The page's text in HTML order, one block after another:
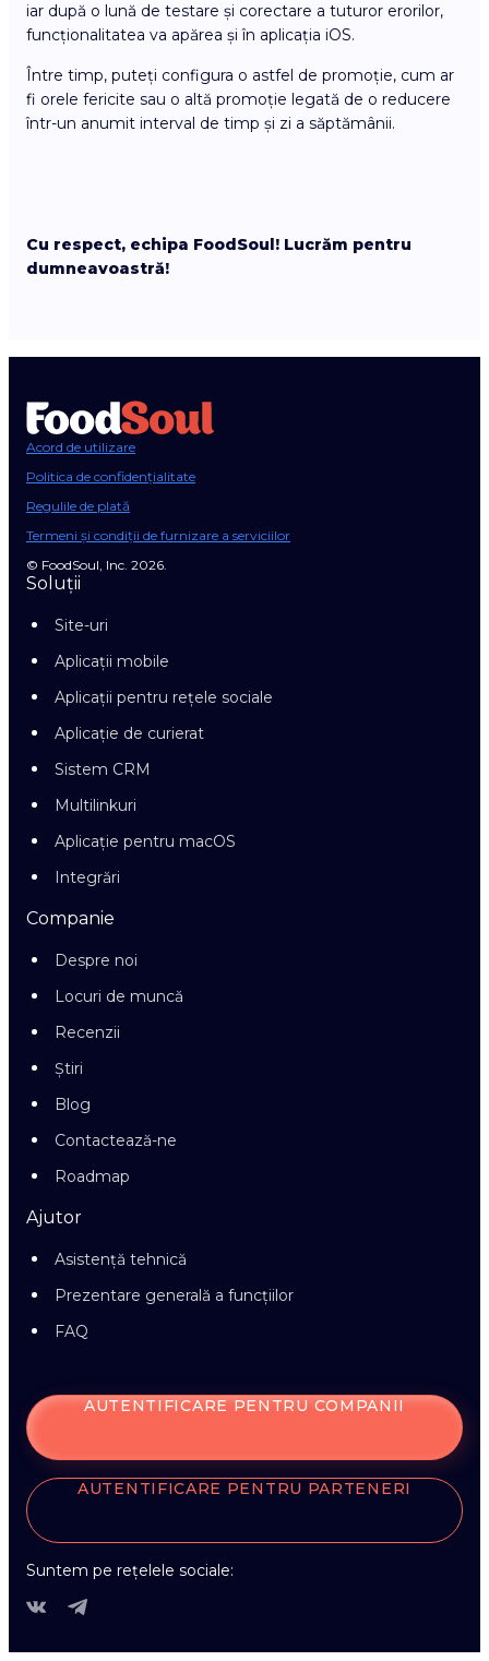
iar după o lună de testare și corectare a tuturor erorilor,
funcționalitatea va apărea și în aplicația iOS.
Între timp, puteți configura o astfel de promoție, cum ar
fi orele fericite sau o altă promoție legată de o reducere
într-un anumit interval de timp și zi a săptămânii.
Cu respect, echipa FoodSoul! Lucrăm pentru
dumneavoastră!
Acord de utilizare
Politica de confidențialitate
Regulile de plată
Termeni și condiții de furnizare a serviciilor
© FoodSoul, Inc. 2026.
Soluții
Site-uri
Aplicații mobile
Aplicații pentru rețele sociale
Aplicație de curierat
Sistem CRM
Multilinkuri
Aplicație pentru macOS
Integrări
Companie
Despre noi
Locuri de muncă
Recenzii
Știri
Blog
Contactează-ne
Roadmap
Ajutor
Asistență tehnică
Prezentare generală a funcțiilor
FAQ
AUTENTIFICARE PENTRU COMPANII
AUTENTIFICARE PENTRU PARTENERI
Suntem pe rețelele sociale: